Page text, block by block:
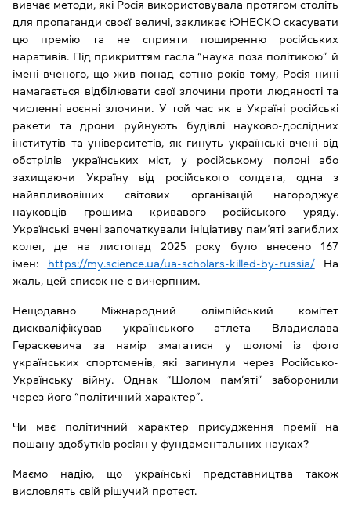
вивчає методи, які Росія використовувала протягом століть
для пропаганди своєї величі, закликає ЮНЕСКО скасувати
цю премію та не сприяти поширенню російських
наративів. Під прикриттям гасла “наука поза політикою” й
імені вченого, що жив понад сотню років тому, Росія нині
намагається відбілювати свої злочини проти людяності та
численні воєнні злочини. У той час як в Україні російські
ракети та дрони руйнують будівлі науково-дослідних
інститутів та університетів, як гинуть українські вчені від
обстрілів українських міст, у російському полоні або
захищаючи Україну від російського солдата, одна з
найвпливовіших світових організацій нагороджує
науковців грошима кривавого російського уряду.
Українські вчені започаткували ініціативу пам’яті загиблих
колег, де на листопад 2025 року було внесено 167
імен:
https://my.science.ua/ua-scholars-killed-by-russia/На
жаль, цей список не є вичерпним.
Нещодавно Міжнародний олімпійський комітет
дискваліфікував українського атлета Владислава
Гераскевича за намір змагатися у шоломі із фото
українських спортсменів, які загинули через Російсько-
Українську війну. Однак “Шолом пам’яті” заборонили
через його “політичний характер”.
Чи має політичний характер присудження премії на
пошану здобутків росіян у фундаментальних науках?
Маємо надію, що українські представництва також
висловлять свій рішучий протест.